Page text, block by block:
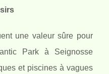
une valeur sûre pour
Park à Seignosse
et piscines à vagues